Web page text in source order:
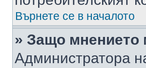
Върнете се в началото
» Защо мнението
Администратора